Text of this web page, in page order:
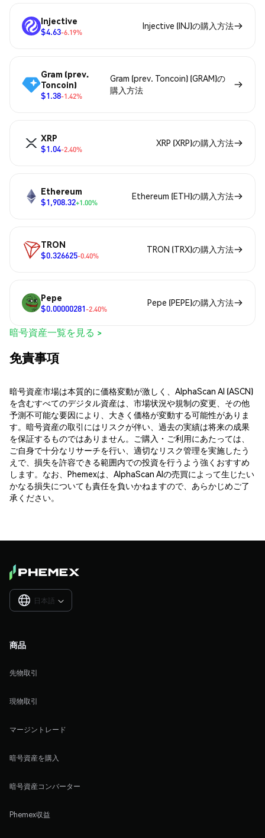
Injective
$4.63-6.19%
Injective (INJ)の購入方法
Gram (prev.
Toncoin)
$1.38-1.42%
Gram (prev. Toncoin) (GRAM)の
購入方法
XRP
$1.04-2.40%
XRP (XRP)の購入方法
Ethereum
$1,908.32+1.00%
Ethereum (ETH)の購入方法
TRON
$0.326625-0.40%
TRON (TRX)の購入方法
Pepe
$0.00000281-2.40%
Pepe (PEPE)の購入方法
暗号資産一覧を見る >
免責事項
暗号資産市場は本質的に価格変動が激しく、AlphaScan AI (ASCN)
を含むすべてのデジタル資産は、市場状況や規制の変更、その他
予測不可能な要因により、大きく価格が変動する可能性がありま
す。暗号資産の取引にはリスクが伴い、過去の実績は将来の成果
を保証するものではありません。ご購入・ご利用にあたっては、
ご自身で十分なリサーチを行い、適切なリスク管理を実施したう
えで、損失を許容できる範囲内での投資を行うよう強くおすすめ
します。なお、Phemexは、AlphaScan AIの売買によって生じたい
かなる損失についても責任を負いかねますので、あらかじめご了
承ください。
日本語 
商品
先物取引
現物取引
マージントレード
暗号資産を購入
暗号資産コンバーター
Phemex収益